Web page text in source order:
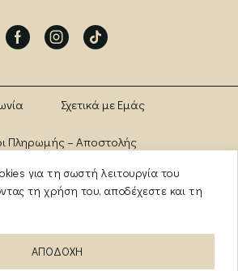
για τη σωστή λειτουργία του
τη χρήση του, αποδέχεστε και τη
ΑΠΟΔΟΧΗ
FacebookInstagram
Tik-
Σχετικά με Εμάς
Πληρωμής – Αποστολής
– Επιστροφών Brands
ΑΡ. ΓΕΜΗ: 13841956000